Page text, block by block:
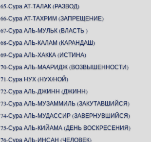
65-Сура АТ-ТАЛАК (РАЗВОД)
66-Сура АТ-ТАХРИМ (ЗАПРЕЩЕНИЕ)
67-Сура АЛЬ-МУЛЬК (ВЛАСТЬ )
68-Сура АЛЬ-КАЛАМ (КАРАНДАШ)
69-Сура АЛЬ-ХАККА (ИСТИНА)
70-Сура АЛЬ-МААРИДЖ (ВОЗВЫШЕННОСТИ)
71-Сура НУХ (НУХ/НОЙ)
72-Сура АЛЬ-ДЖИНН (ДЖИНН)
73-Сура АЛЬ-МУЗАММИЛЬ (ЗАКУТАВШИЙСЯ)
74-Сура АЛЬ-МУДАССИР (ЗАВЕРНУВШИЙСЯ)
75-Сура АЛЬ-КИЙАМА (ДЕНЬ ВОСКРЕСЕНИЯ)
76-Сура АЛЬ-ИНСАН (ЧЕЛОВЕК)